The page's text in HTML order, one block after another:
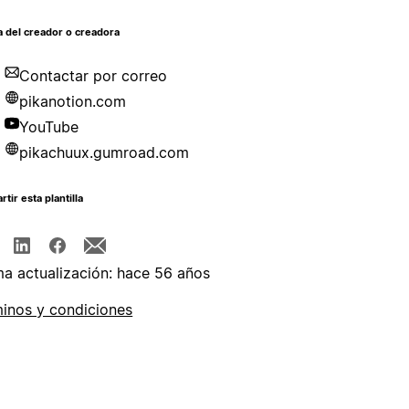
del creador o creadora
Contactar por correo
pikanotion.com
YouTube
pikachuux.gumroad.com
esta plantilla
actualización: hace 56 años
y condiciones